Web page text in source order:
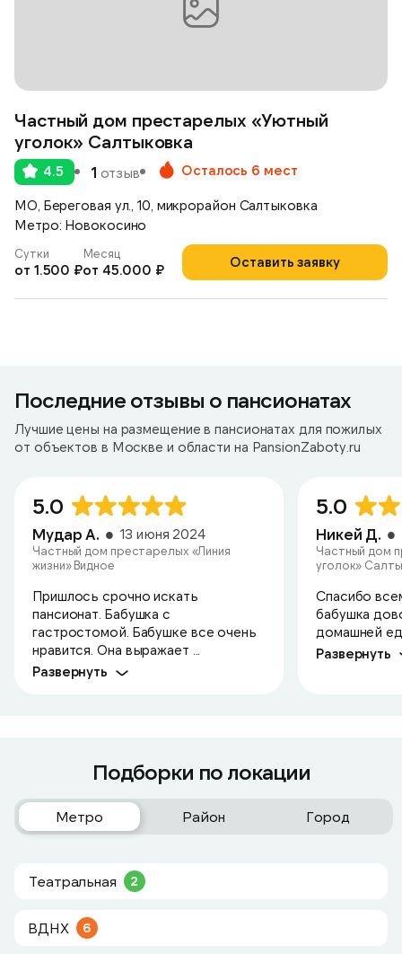
Частный дом престарелых «Уютный
уголок» Салтыковка
4.5 1 отзыв Осталось 6 мест
МО, Береговая ул., 10, микрорайон Салтыковка
Метро: Новокосино
Оставить заявку
Сутки
от 1.500 ₽
Месяц
от 45.000 ₽
Последние отзывы о пансионатах
Лучшие цены на размещение в пансионатах для пожилых
от объектов в Москве и области на PansionZaboty.ru
5.0
Мудар А. 13 июня 2024
Частный дом престарелых «Линия
жизни» Видное
Пришлось срочно искать
пансионат. Бабушка с
гастростомой. Бабушке все очень
нравится. Она выражает ...
Развернуть
5.0
Никей Д.
Частный дом
уголок»
Спасибо
бабушка
домашней
Развернуть
Подборки по локации
Метро Район Город
Театральная 2
ВДНХ 6